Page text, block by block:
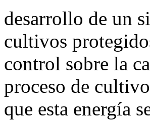
desarrollo de un
cultivos
control sobre la
proceso de
que esta energía